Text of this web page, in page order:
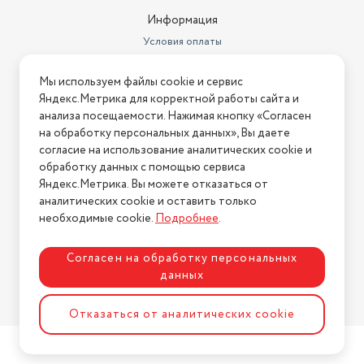
Информация
Условия оплаты
Условия возврата
Нашли ошибку на сайте? Напишите нам
2026 © Интернет-магазин "АстМаркет". У нас есть всё!
Политика конфиденциальности
Разработка сайтаASTDESIGN
Мы используем файлы cookie и сервис
Яндекс.Метрика для корректной работы сайта и
анализа посещаемости. Нажимая кнопку «Согласен
на обработку персональных данных», Вы даете
согласие на использование аналитических cookie и
обработку данных с помощью сервиса
Яндекс.Метрика. Вы можете отказаться от
аналитических cookie и оставить только
необходимые cookie.Подробнее.
Согласен на обработку персональных
данных
Отказаться от аналитических cookie